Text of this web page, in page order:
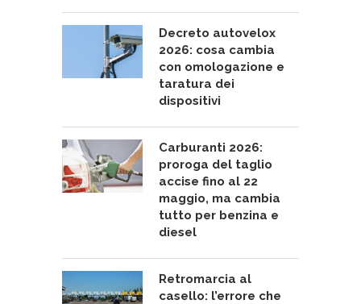
Decreto autovelox
2026: cosa cambia
con omologazione e
taratura dei
dispositivi
Carburanti 2026:
proroga del taglio
accise fino al 22
maggio, ma cambia
tutto per benzina e
diesel
Retromarcia al
casello: l’errore che